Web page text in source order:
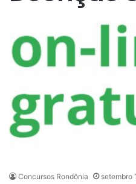
Concursos Rondônia setembro